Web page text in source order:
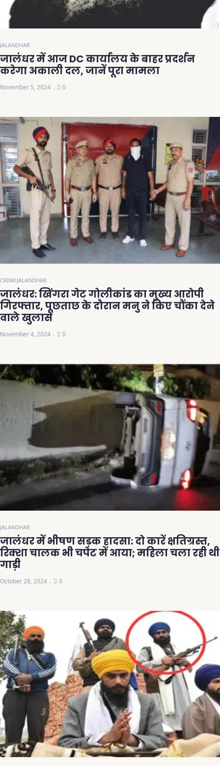
JALANDHAR
जालंधर में आज DC कार्यालय के बाहर प्रदर्शन
करेगा अकाली दल, जानें पूरा मामला
November 5, 2024 0
CRIMEJALANDHAR
जालंधर: खिंगरा गेट गोलीकांड का मुख्य आरोपी
गिरफ्तार, पूछताछ के दौरान मनु ने किए चौंका देने
वाले खुलासे
November 4, 2024 0
JALANDHAR
जालंधर में भीषण सड़क हादसा: दो कारें क्षतिग्रस्त,
रिक्शा चालक भी चपेट में आया; महिला चला रही थी
गाड़ी
October 28, 2024 0